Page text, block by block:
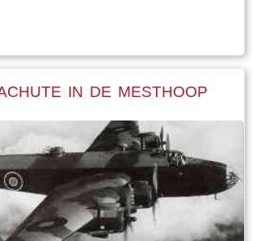
uitbrak heeft hij met gevaar
in Appelscha. Na zijn overlijden
enkele bijzondere
Dirk: een brief van zijn
officiële rapport van zijn
zijn dagboek waarin hij de
IN DE MESTHOOP